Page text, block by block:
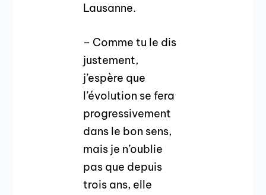
Lausanne.
– Comme tu le dis
justement,
j’espère que
l’évolution se fera
progressivement
dans le bon sens,
mais je n’oublie
pas que depuis
trois ans, elle